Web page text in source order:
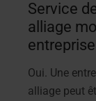
Service
alliage
Oui. Une
alliage peut